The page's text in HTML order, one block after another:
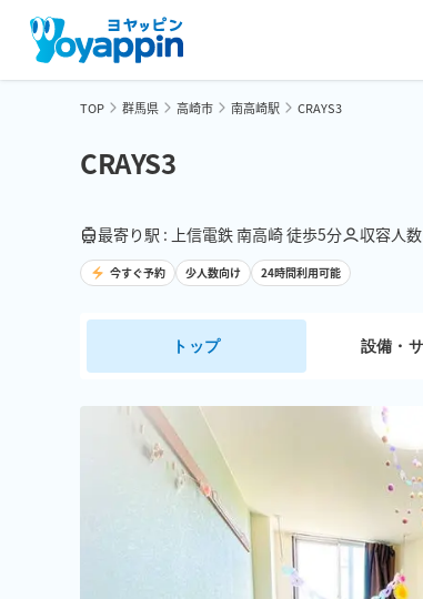
TOP 群馬県 高崎市 南高崎駅 CRAYS3
CRAYS3
最寄り駅 : 上信電鉄 南高崎 徒歩5分 収容人
今すぐ予約 少人数向け 24時間利用可能
トップ 設備・